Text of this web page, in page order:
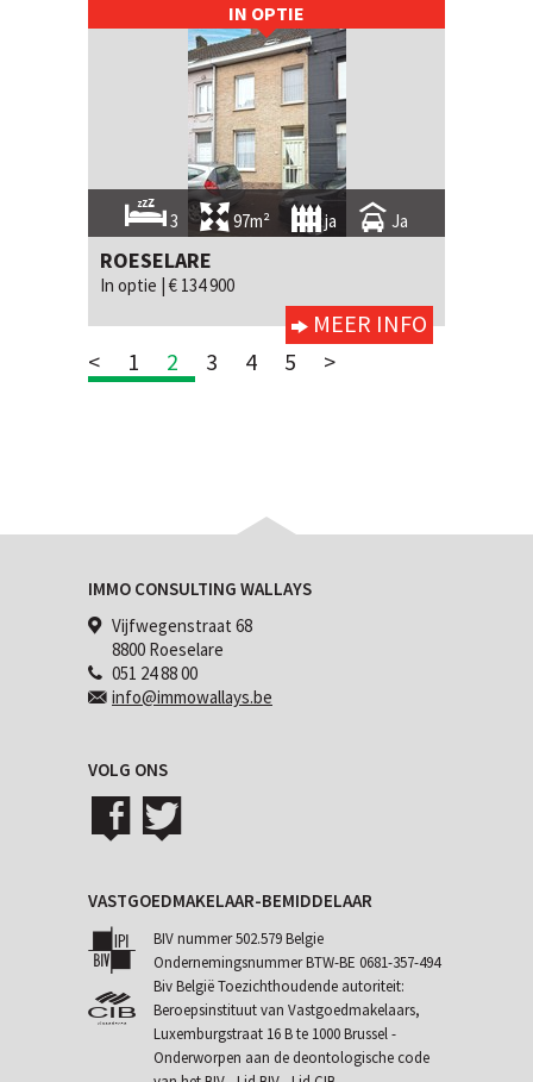
IN OPTIE
3 97m² ja Ja
ROESELARE
In optie | € 134 900
MEER INFO
<
1 2 3 4 5 >
IMMO CONSULTING WALLAYS
Vijfwegenstraat 68
8800 Roeselare
051 24 88 00
info@immowallays.be
VOLG ONS
VASTGOEDMAKELAAR-BEMIDDELAAR
BIV nummer 502.579 Belgie
Ondernemingsnummer BTW-BE 0681-357-494
Biv België Toezichthoudende autoriteit:
Beroepsinstituut van Vastgoedmakelaars,
Luxemburgstraat 16 B te 1000 Brussel -
Onderworpen aan de deontologische code